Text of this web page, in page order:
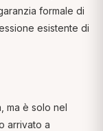
formale di
esistente di
ma è solo nel
arrivato a